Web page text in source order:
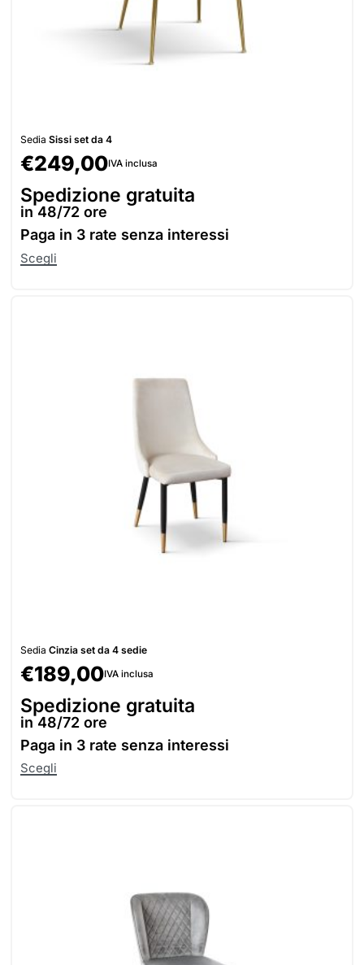
Sedia Sissi set da 4
€249,00IVA inclusa
Spedizione gratuita
in 48/72 ore
Paga in 3 rate senza interessi
Scegli
Sedia Cinzia set da 4 sedie
€189,00IVA inclusa
Spedizione gratuita
in 48/72 ore
Paga in 3 rate senza interessi
Scegli